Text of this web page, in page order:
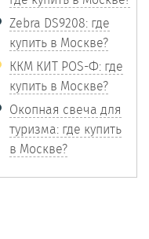
Zebra DS9208: где
купить в Москве?
ККМ КИТ POS-Ф: где
купить в Москве?
Окопная свеча для
туризма: где купить
в Москве?